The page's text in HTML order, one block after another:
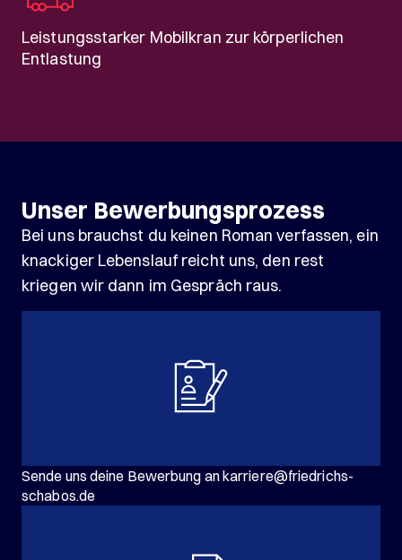
Leistungsstarker Mobilkran zur körperlichen
Entlastung
Unser Bewerbungsprozess
Bei uns brauchst du keinen Roman verfassen, ein
knackiger Lebenslauf reicht uns, den rest
kriegen wir dann im Gespräch raus.
Sende uns deine Bewerbung an karriere@friedrichs-
schabos.de